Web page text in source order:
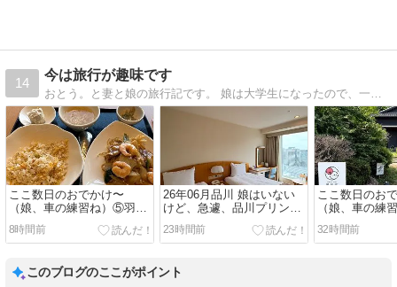
14
今は旅行が趣味です
おとう。と妻と娘の旅行記です。 娘は大学生になったので、一緒に旅行へ行く機会も減りましたがたまには家族旅行もあるかな。最近では弟を連れての旅行も増えています。
ここ数日のおでかけ〜
（娘、車の練習ね）⑤羽田
空港
8時間前
26年06月品川 娘はいない
けど、急遽、品川プリンス
に宿泊
23時間前
ここ数日のお
（娘、車の練
井〜成田
32時間前
このブログのここがポイント